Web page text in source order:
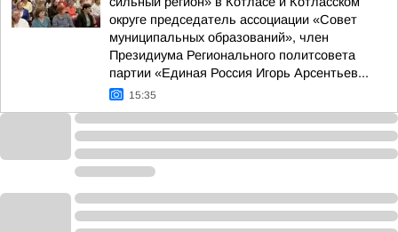
округе председатель ассоциации «Совет
муниципальных образований», член
Президиума Регионального политсовета
партии «Единая Россия Игорь Арсентьев...
15:35